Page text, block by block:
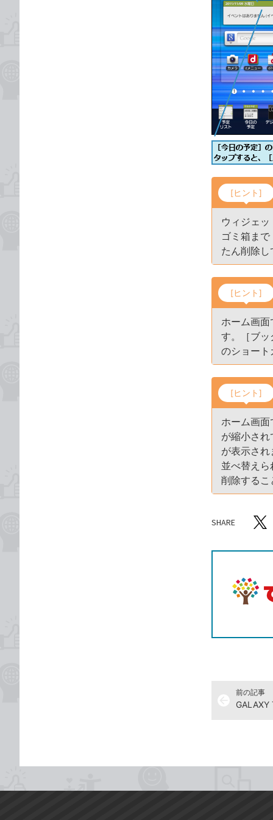
[ヒント]
ウィジェ
ゴミ箱ま
たん削除
[ヒント]
ホーム画
す。［ブッ
のショート
[ヒント]
ホーム画
が縮小さ
が表示さ
並べ替え
削除するこ
SHARE
記事を X
前の記事